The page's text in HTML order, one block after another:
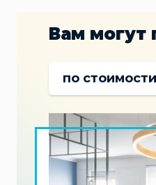
Вам могут
по стоимости